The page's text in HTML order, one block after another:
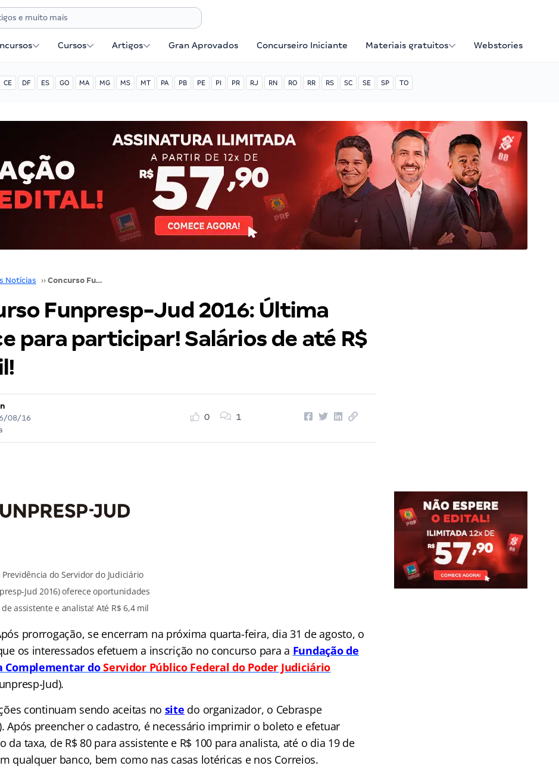
Cursos Artigos Gran Aprovados Concurseiro Iniciante Materiais gratuitos Webstories
CE DF ES GO MA MG MS MT PA PB PE PI PR RJ RN RO RR RS SC SE SP TO
Notícias ›› Concurso Funpresp-Jud 2016: Última chance para participar! Salários de até R$ 6,4 mil!
Funpresp-Jud 2016: Última
para participar! Salários de até R$
08/16
0 1
Previdência do Servidor do Judiciário
Jud 2016) oferece oportunidades
assistente e analista! Até R$ 6,4 mil
prorrogação, se encerram na próxima quarta-feira, dia 31 de agosto, o
os interessados efetuem a inscrição no concurso para a Fundação de
Complementar doServidor Público Federal do Poder Judiciário
Jud).
continuam sendo aceitas no site do organizador, o Cebraspe
Após preencher o cadastro, é necessário imprimir o boleto e efetuar
da taxa, de R$ 80 para assistente e R$ 100 para analista, até o dia 19 de
qualquer banco, bem como nas casas lotéricas e nos Correios.